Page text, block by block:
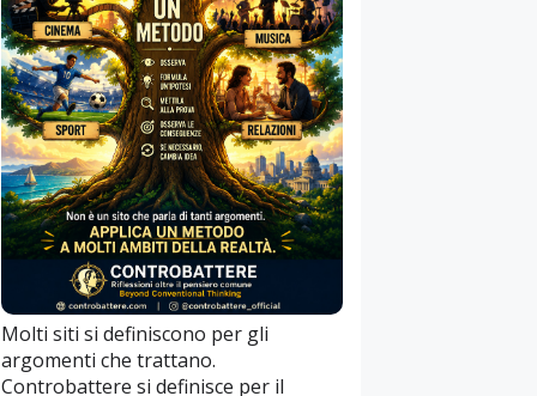
Molti siti si definiscono per gli
argomenti che trattano.
Controbattere si definisce per il